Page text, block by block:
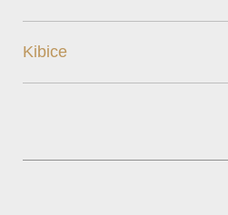
Kibice